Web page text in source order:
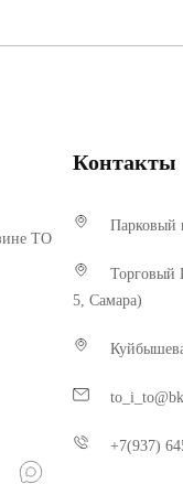
ТО
Контакты
Парковый
Торговый
5, Самара)
+7(937)